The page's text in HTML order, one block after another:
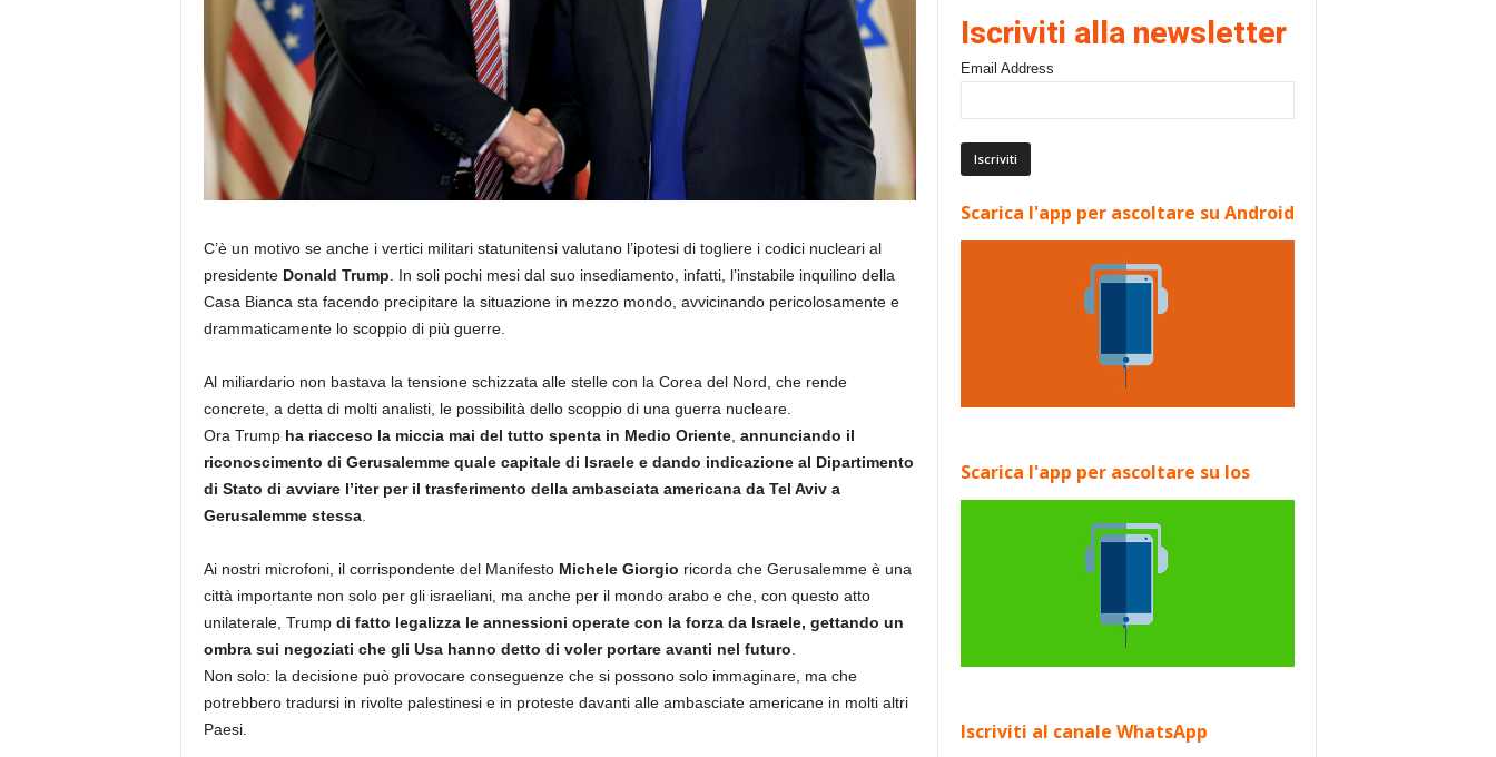
C’è un motivo se anche i vertici militari statunitensi valutano l’ipotesi di togliere i codici nucleari al
presidente Donald Trump . In soli pochi mesi dal suo insediamento, infatti, l’instabile inquilino della
Casa Bianca sta facendo precipitare la situazione in mezzo mondo, avvicinando pericolosamente e
drammaticamente lo scoppio di più guerre.
Al miliardario non bastava la tensione schizzata alle stelle con la Corea del Nord, che rende
concrete, a detta di molti analisti, le possibilità dello scoppio di una guerra nucleare.
Ora Trumpha riacceso la miccia mai del tutto spenta in Medio Oriente, annunciando il
riconoscimento di Gerusalemme quale capitale di Israele e dando indicazione al Dipartimento
di Stato di avviare l’iter per il trasferimento della ambasciata americana da Tel Aviv a
Gerusalemme stessa.
Ai nostri microfoni, il corrispondente del Manifesto Michele Giorgio ricorda che Gerusalemme è una
città importante non solo per gli israeliani, ma anche per il mondo arabo e che, con questo atto
unilaterale, Trump di fatto legalizza le annessioni operate con la forza da Israele, gettando un
ombra sui negoziati che gli Usa hanno detto di voler portare avanti nel futuro
Non solo: la decisione può provocare conseguenze che si possono solo immaginare, ma che
potrebbero tradursi in rivolte palestinesi e in proteste davanti alle ambasciate americane in molti altri
Paesi.
Iscriviti alla newsletter
Email Address
Scarica l'app per ascoltare su Android
Scarica l'app per ascoltare su Ios
Iscriviti al canale WhatsApp